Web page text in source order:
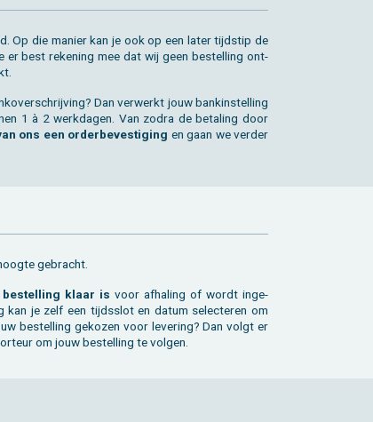
Op die ma­nier kan je ook op een later tijd­stip de
er best re­ke­ning mee dat wij geen be­stel­ling ont­
Dan ver­werkt jouw bank­in­stel­ling
1 à 2 werk­da­gen. Van zodra de be­ta­ling door
ons een or­der­be­ves­ti­ging en gaan we ver­der
ge­bracht.
be­stel­ling klaar is voor af­ha­ling of wordt in­ge­
kan je zelf een tijds­slot en datum se­lec­te­ren om
be­stel­ling ge­ko­zen voor le­ve­ring? Dan volgt er
om jouw be­stel­ling te vol­gen.